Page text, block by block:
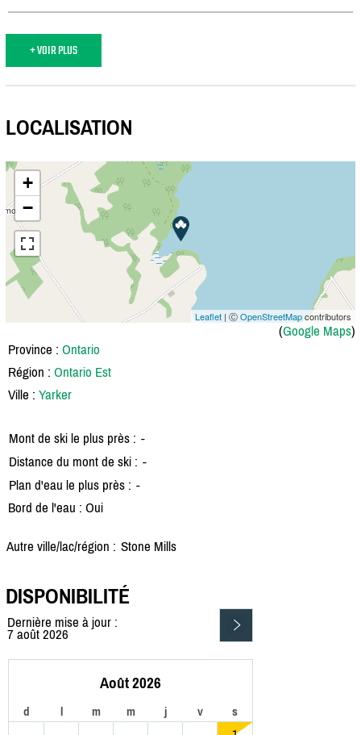
+ VOIR PLUS
LOCALISATION
+
−
Leaflet | ⒸOpenStreetMapcontributors
(Google Maps)
Province : Ontario
Région : Ontario Est
Ville : Yarker
Mont de ski le plus près : -
Distance du mont de ski : -
Plan d'eau le plus près : -
Bord de l'eau : Oui
Autre ville/lac/région : Stone Mills
DISPONIBILITÉ
Dernière mise à jour :
7 août 2026
Août 2026
d l m m j v s